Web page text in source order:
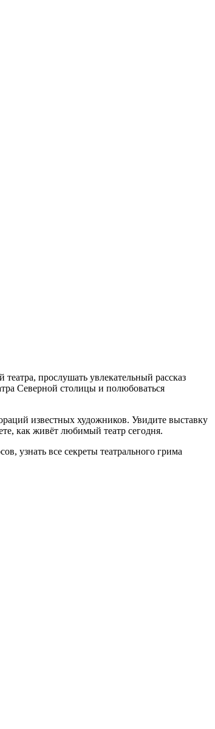
прослушать увлекательный рассказ
Северной столицы и полюбоваться
известных художников. Увидите выставку
как живёт любимый театр сегодня.
узнать все секреты театрального грима